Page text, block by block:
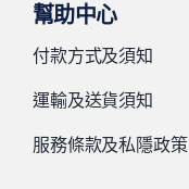
幫助中心
付款方式及須知
運輸及送貨須知
服務條款及私隱政策